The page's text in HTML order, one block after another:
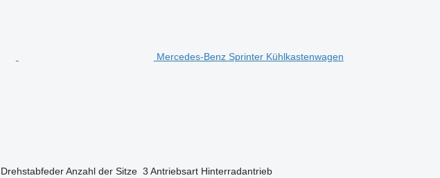
Mercedes-Benz Sprinter Kühlkastenwagen
Drehstabfeder Anzahl der Sitze 3 Antriebsart Hinterradantrieb